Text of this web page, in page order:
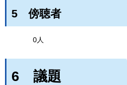
5 傍聴者
0人
6 議題